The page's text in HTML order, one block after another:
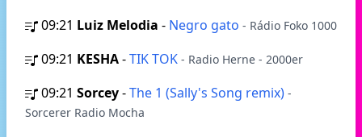
09:21 Luiz Melodia - Negro gato - Rádio Foko 1000
09:21 KESHA-TIK TOK - Radio Herne - 2000er
09:21 Sorcey-The 1 (Sally's Song remix) -
Sorcerer Radio Mocha